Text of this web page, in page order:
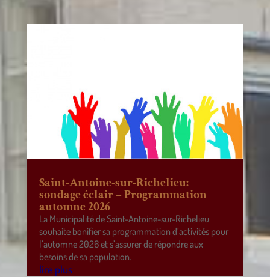
Saint-Antoine-sur-Richelieu:
sondage éclair – Programmation
automne 2026
La Municipalité de Saint-Antoine-sur-Richelieu
souhaite bonifier sa programmation d’activités pour
l’automne 2026 et s’assurer de répondre aux
besoins de sa population.
lire plus